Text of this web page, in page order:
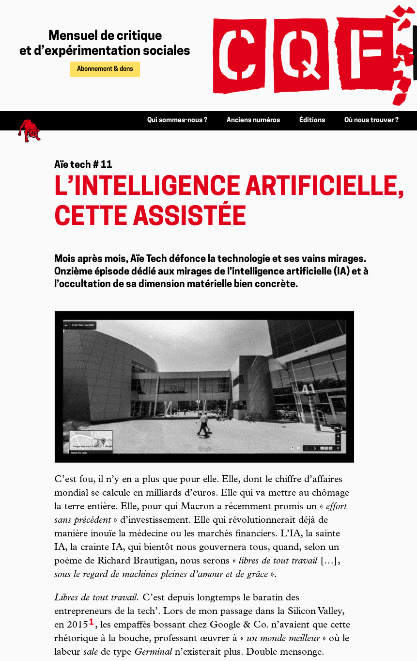
Mensuel de critique
et d’expérimentation sociales
Abonnement & dons
Qui sommes-nous ? Anciens numéros Éditions Où nous trouver ?
Aïe tech # 11
L’INTELLIGENCE ARTIFICIELLE,
CETTE ASSISTÉE
Mois après mois, Aïe Tech défonce la technologie et ses vains mirages.
Onzième épisode dédié aux mirages de l’intelligence artificielle (IA) et à
l’occultation de sa dimension matérielle bien concrète.
C’est fou, il n’y en a plus que pour elle. Elle, dont le chiffre d’affaires
mondial se calcule en milliards d’euros. Elle qui va mettre au chômage
la terre entière. Elle, pour qui Macron a récemment promis un « effort
sans précédent» d’investissement. Elle qui révolutionnerait déjà de
manière inouïe la médecine ou les marchés financiers. L’IA, la sainte
IA, la crainte IA, qui bientôt nous gouvernera tous, quand, selon un
poème de Richard Brautigan, nous serons « libres de tout travail […],
sous le regard de machines pleines d’amour et de grâce ».
Libres de tout travail. C’est depuis longtemps le baratin des
entrepreneurs de la tech’. Lors de mon passage dans la Silicon Valley,
en 20151 , les empaffés bossant chez Google & Co. n’avaient que cette
rhétorique à la bouche, professant œuvrer à « un monde meilleur» où le
labeur sale de type Germinal n’existerait plus. Double mensonge.